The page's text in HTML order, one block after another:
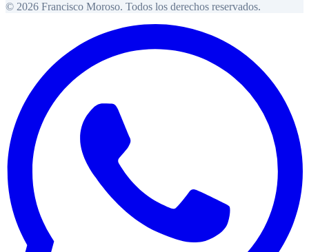
© 2026 Francisco Moroso. Todos los derechos reservados.